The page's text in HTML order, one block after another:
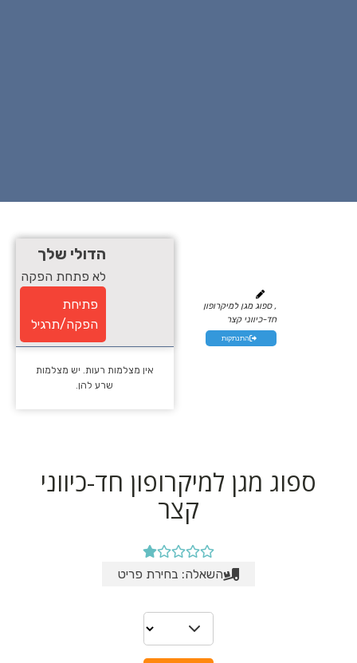
, ספוג מגן למיקרופון
חד-כיווני קצר
התנתקות
הדולי שלך
לא פתחת הפקה
פתיחת
הפקה/תרגיל
אין מצלמות רעות. יש מצלמות
שרע להן.
ספוג מגן למיקרופון חד-כיווני
קצר
השאלה: בחירת פריט